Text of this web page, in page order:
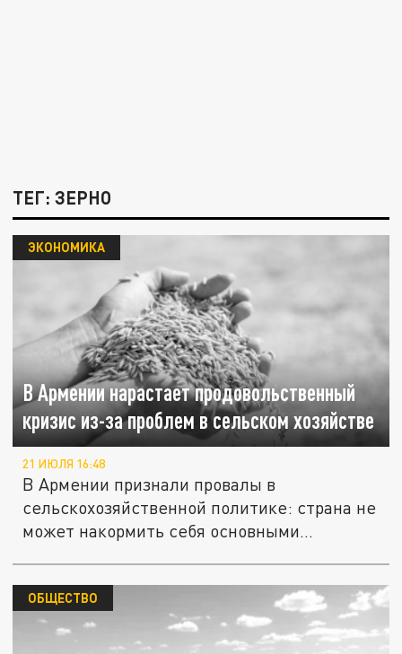
ТЕГ: ЗЕРНО
В Армении нарастает продовольственный
кризис из-за проблем в сельском хозяйстве
ЭКОНОМИКА
21 ИЮЛЯ 16:48
В Армении признали провалы в
сельскохозяйственной политике: страна не
может накормить себя основными...
ОБЩЕСТВО